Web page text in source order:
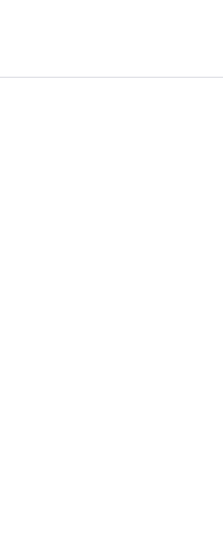
gravimétricos y
de